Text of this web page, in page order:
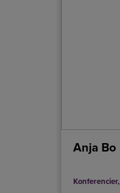
Anja Bo
Konferencier,